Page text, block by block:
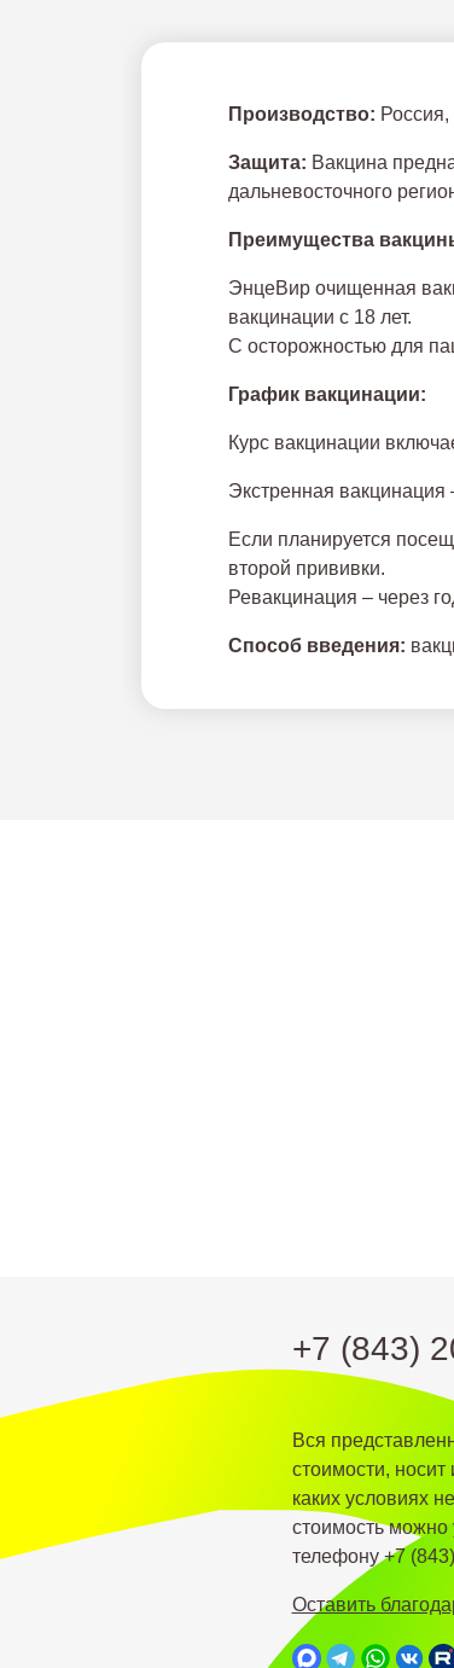
Производство:
Защита: Вакцина
дальневосточного
Преимущества
ЭнцеВир очищенная
вакцинации с 18 лет.
С осторожностью для
График вакцинации:
Курс вакцинации
Экстренная
Если планируется
второй прививки.
Ревакцинация – через
Способ введения:
+7 (843)
Вся
стоимости,
каких условиях
стоимость
телефону +7
Оставить